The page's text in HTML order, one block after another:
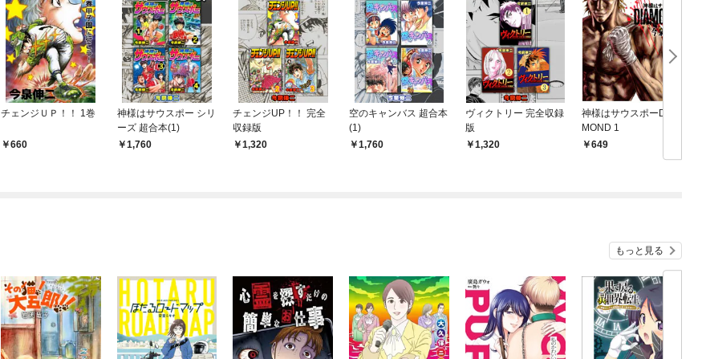
チェンジＵＰ！！ 1巻
660
神様はサウスポー シリ
ーズ 超合本(1)
1,760
チェンジUP！！ 完全
収録版
1,320
空のキャンバス 超合本
(1)
1,760
ヴィクトリー 完全収録
版
1,320
神様はサウスポーDIA
MOND 1
649
もっと見る